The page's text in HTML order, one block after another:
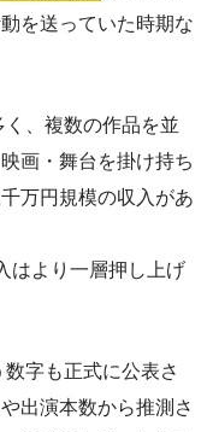
を送っていた時期な
、複数の作品を並
画・舞台を掛け持ち
万円規模の収入があ
はより一層押し上げ
字も正式に公表さ
出演本数から推測さ